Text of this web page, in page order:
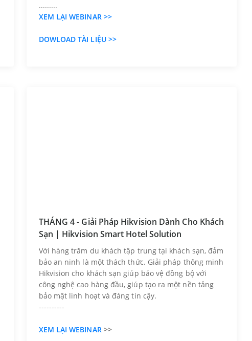
.........
XEM LẠI WEBINAR >>
DOWLOAD TÀI LIỆU >>
THÁNG 4 - Giải Pháp Hikvision Dành Cho Khách
Sạn | Hikvision Smart Hotel Solution
Với hàng trăm du khách tập trung tại khách sạn, đảm
bảo an ninh là một thách thức. Giải pháp thông minh
Hikvision cho khách sạn giúp bảo vệ đồng bộ với
công nghệ cao hàng đầu, giúp tạo ra một nền tảng
bảo mật linh hoạt và đáng tin cậy.
----------
XEM LẠI WEBINAR>>